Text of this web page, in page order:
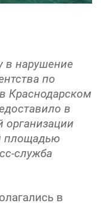
в нарушение
по
Краснодарском
в
организации
площадью
служба
в